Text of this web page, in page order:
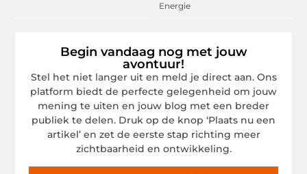
Energie
Begin vandaag nog met jouw
avontuur!
Stel het niet langer uit en meld je direct aan. Ons
platform biedt de perfecte gelegenheid om jouw
mening te uiten en jouw blog met een breder
publiek te delen. Druk op de knop ‘Plaats nu een
artikel’ en zet de eerste stap richting meer
zichtbaarheid en ontwikkeling.